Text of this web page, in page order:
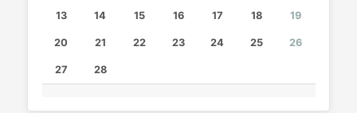
13 14 15 16 17 18 19
20 21 22 23 24 25 26
27 28